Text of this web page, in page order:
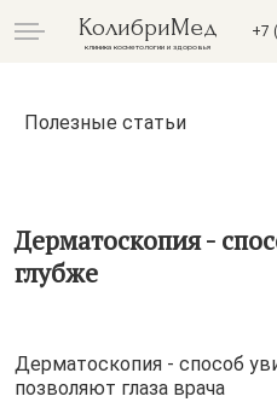
КолибриМед
клиника косметологии и здоровья
+7
Полезные статьи
Дерматоскопия -
глубже
Дерматоскопия - способ
позволяют глаза врача